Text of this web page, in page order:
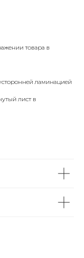
товара в
ламинацией
лист в